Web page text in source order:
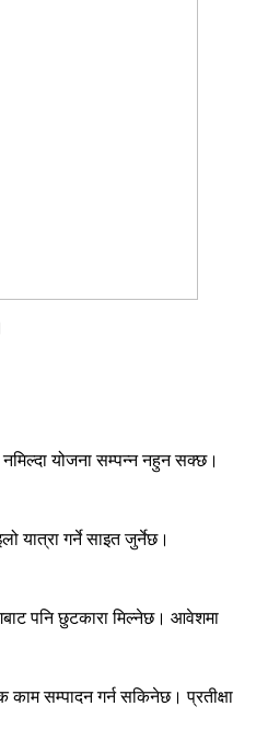
योजना सम्पन्न नहुन सक्छ।
यात्रा गर्ने साइत जुर्नेछ।
पनि छुटकारा मिल्नेछ। आवेशमा
काम सम्पादन गर्न सकिनेछ। प्रतीक्षा